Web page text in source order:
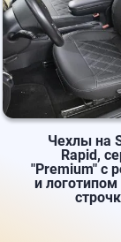
Чехлы на
Rapid,
"Premium" с
и логотипом